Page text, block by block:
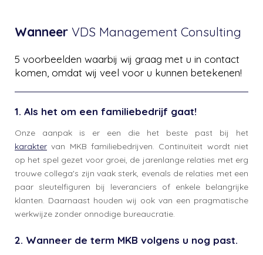
Wanneer VDS Management Consulting
5 voorbeelden waarbij wij graag met u in contact
komen, omdat wij veel voor u kunnen betekenen!
1. Als het om een familiebedrijf gaat!
Onze aanpak is er een die het beste past bij het
karakter van MKB familiebedrijven. Continuïteit wordt niet
op het spel gezet voor groei, de jarenlange relaties met erg
trouwe collega's zijn vaak sterk, evenals de relaties met een
paar sleutelfiguren bij leveranciers of enkele belangrijke
klanten. Daarnaast houden wij ook van een pragmatische
werkwijze zonder onnodige bureaucratie.
2. Wanneer de term MKB volgens u nog past.